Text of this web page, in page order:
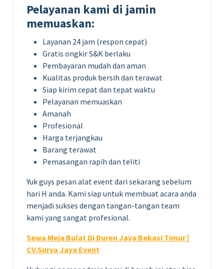
Pelayanan kami di jamin
memuaskan:
Layanan 24 jam (respon cepat)
Gratis ongkir S&K berlaku
Pembayaran mudah dan aman
Kualitas produk bersih dan terawat
Siap kirim cepat dan tepat waktu
Pelayanan memuaskan
Amanah
Profesional
Harga terjangkau
Barang terawat
Pemasangan rapih dan teliti
Yuk guys pesan alat event dari sekarang sebelum
hari H anda. Kami siap untuk membuat acara anda
menjadi sukses dengan tangan-tangan team
kami yang sangat profesional.
Sewa Meja Bulat Di Duren Jaya Bekasi Timur |
CV.Surya Jaya Event